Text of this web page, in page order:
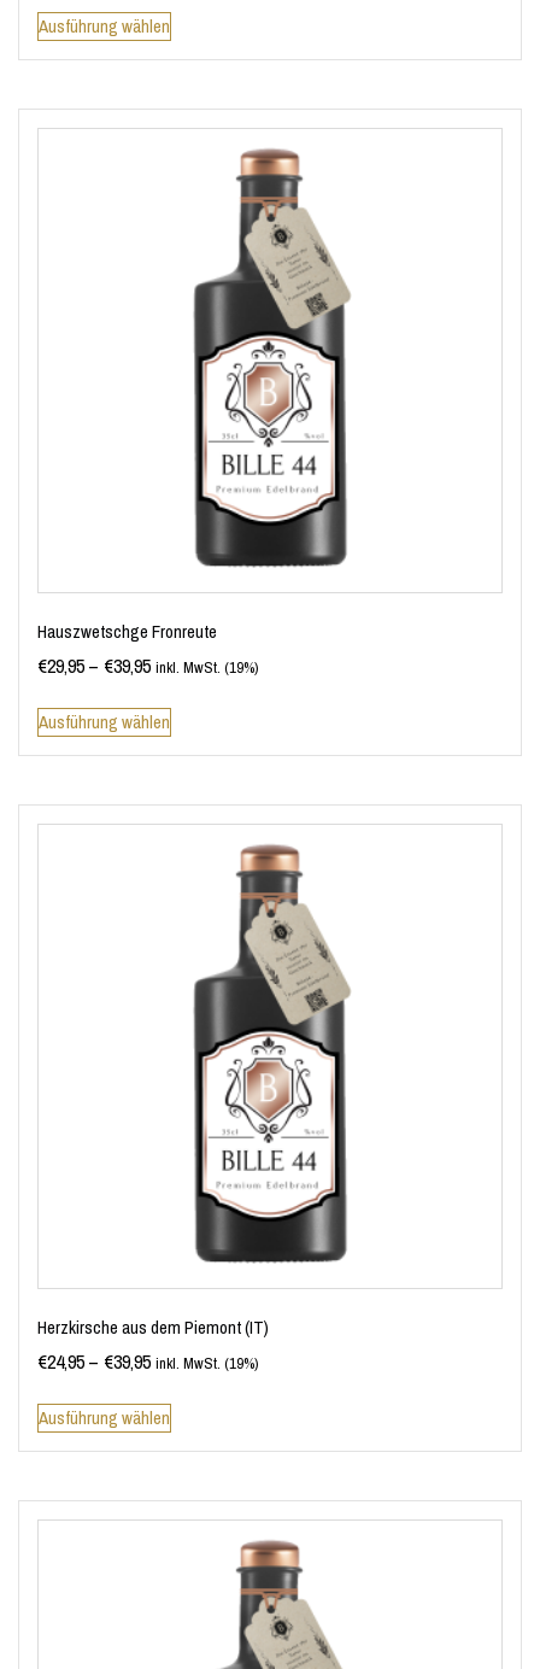
Ausführung wählen
Hauszwetschge Fronreute
€29,95– €39,95 inkl. MwSt. (19%)
Ausführung wählen
Herzkirsche aus dem Piemont (IT)
€24,95– €39,95 inkl. MwSt. (19%)
Ausführung wählen